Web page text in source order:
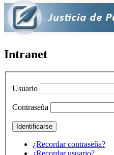
Intranet
Usuario
Contraseña
¿Recordar contraseña?
¿Recordar usuario?